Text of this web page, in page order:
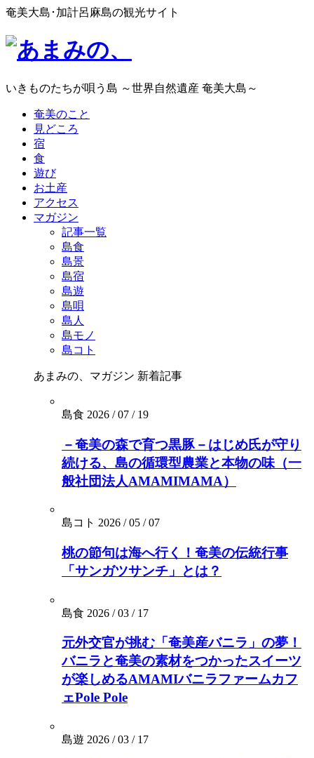
奄美大島･加計呂麻島の観光サイト
いきものたちが唄う島 ～世界自然遺産 奄美大島～
奄美のこと
見どころ
宿
食
遊び
お土産
アクセス
マガジン
記事一覧
島食
島景
島宿
島遊
島唄
島人
島モノ
島コト
あまみの、マガジン 新着記事
島食 2026 / 07 / 19
－奄美の森で育つ黒豚－はじめ氏が守り
続ける、島の循環型農業と本物の味（一
般社団法人AMAMIMAMA）
島コト 2026 / 05 / 07
桃の節句は海へ行く！奄美の伝統行事
「サンガツサンチ」とは？
島食 2026 / 03 / 17
元外交官が挑む「奄美産バニラ」の夢！
バニラと奄美の素材をつかったスイーツ
が楽しめるAMAMIバニラファームカフ
ェPole Pole
島遊 2026 / 03 / 17